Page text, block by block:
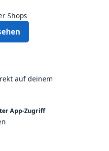
Shops
auf deinem
App-Zugriff